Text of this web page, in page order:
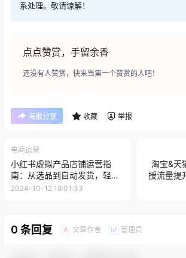
系处理。敬请谅解！
点点赞赏，手留余香
还没有人赞赏，快来当第一个赞赏的人吧！
海报分享 收藏 举报
电商运营
小红书虚拟产品店铺运营指
南：从选品到自动发货，轻松
实现日躺赚几百
2024-10-12 18:01:33
淘宝&天
授流量提
0 条回复 A 文章作者 M 管理员